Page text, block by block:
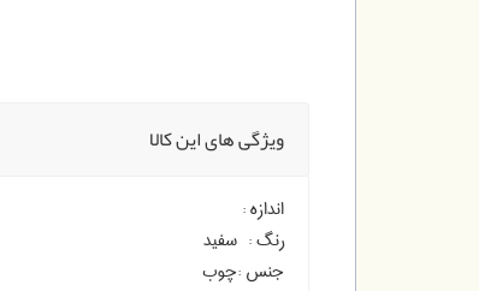
ویژگی های این کالا
اندازه :
رنگ : سفید
جنس :چوب